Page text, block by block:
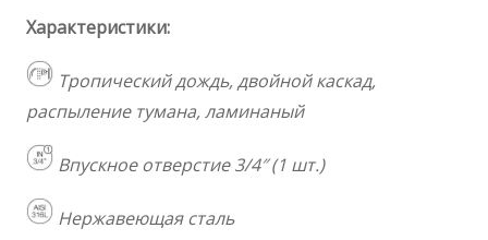
Характеристики:
Тропический дождь, двойной каскад,
распыление тумана, ламинаный
Впускное отверстие 3/4″ (1 шт.)
Нержавеющая сталь